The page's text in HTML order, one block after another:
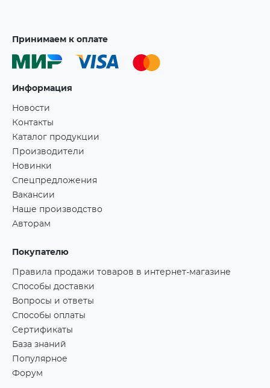
Принимаем к оплате
Информация
Новости
Контакты
Каталог продукции
Производители
Новинки
Спецпредложения
Вакансии
Наше производство
Авторам
Покупателю
Правила продажи товаров в интернет-магазине
Способы доставки
Вопросы и ответы
Способы оплаты
Сертификаты
База знаний
Популярное
Форум